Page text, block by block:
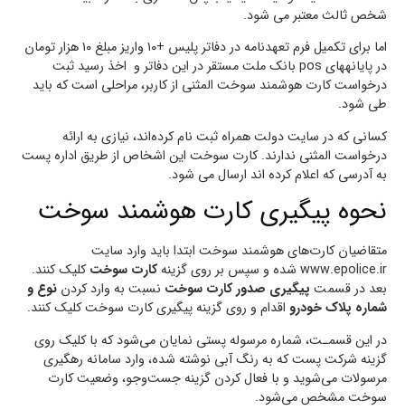
شخص ثالث معتبر می شود.
اما برای تکمیل فرم تعهدنامه در دفاتر پلیس +۱۰ واریز مبلغ ۱۰ هزار تومان
در پایانه­های pos بانک ملت مستقر در این دفاتر و اخذ رسید ثبت
درخواست کارت هوشمند سوخت المثنی از کاربر، مراحلی است که باید
طی شود.
کسانی که در سایت دولت همراه ثبت نام کرده‌اند، نیازی به ارائه
درخواست المثنی ندارند. کارت سوخت این اشخاص از طریق اداره پست
به آدرسی که اعلام کرده اند ارسال می شود.
نحوه پیگیری کارت هوشمند سوخت
متقاضیان کارت‌های هوشمند سوخت ابتدا باید وارد سایت
www.epolice.ir شده و سپس بر روی گزینه
کارت سوختکلیک کنند.
بعد در قسمت پیگیری صدور کارت سوخت نسبت به وارد کردن نوع و
شماره پلاک خودرو اقدام و روی گزینه پیگیری کارت سوخت کلیک کنند.
در این قسمـت، شماره مرسوله پستی نمایان می‌شود که با کلیک روی
گزینه شرکت پست که به رنگ آبی نوشته شده، وارد سامانه رهگیری
مرسولات می‌شوید و با فعال کردن گزینه جست‌وجو، وضعیت کارت
سوخت مشخص می‌شود.